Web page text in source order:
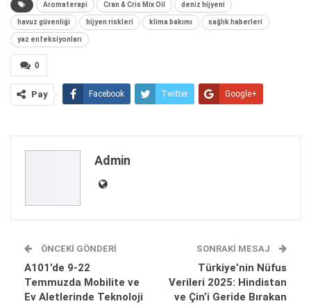
Aromaterapi Cran & Cris Mix Oil deniz hijyeni
havuz güvenliği hijyen riskleri klima bakımı sağlık haberleri
yaz enfeksiyonları
0
Pay Facebook Twitter Google+
Admin
ÖNCEKI GÖNDERI
A101’de 9-22
Temmuzda Mobilite ve
Ev Aletlerinde Teknoloji
SONRAKI MESAJ
Türkiye’nin Nüfus
Verileri 2025: Hindistan
ve Çin’i Geride Bırakan